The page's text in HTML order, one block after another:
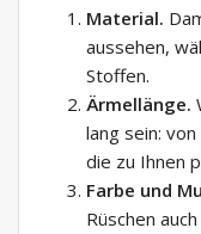
Material.
aussehen,
Stoffen.
Ärmellänge.
lang sein:
die zu Ihnen
Farbe und
Rüschen